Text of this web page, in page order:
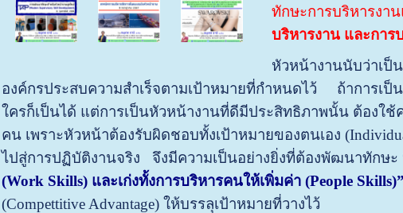
ทักษะการบริหารงา
บริหารงาน และการ
หัวหน้างานนับว่าเ
องค์กรประสบความสําเร็จตามเป้าหมายที่กำหนดไว้ ถ้าการเป็
ใครก็เป็นได้ แต่การเป็นหัวหน้างานที่ดีมีประสิทธิภาพนั้น ต้องใ
คน เพราะหัวหน้าต้องรับผิดชอบทั้งเป้าหมายของตนเอง
ไปสู่การปฏิบัติงานจริง จึงมีความเป็นอย่างยิ่งที่ต้องพัฒนาทักษะ
(Work Skills) และเก่งทั้งการบริหารคนให้เพิ่มค่า (People Skills)”
(Compettitive Advantage) ให้บรรลุเป้าหมายที่วางไว้